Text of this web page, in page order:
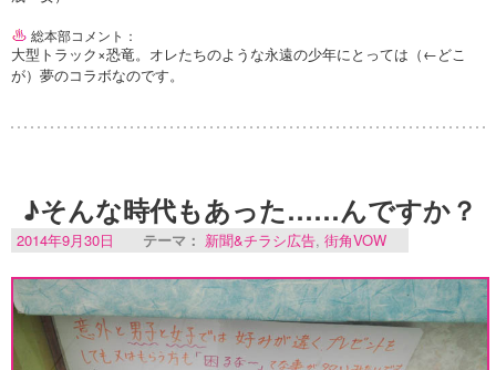
総本部コメント：
大型トラック×恐竜。オレたちのような永遠の少年にとっては（←どこ
が）夢のコラボなのです。
♪そんな時代もあった……んですか？
2014年9月30日 テーマ： 新聞&チラシ広告, 街角VOW